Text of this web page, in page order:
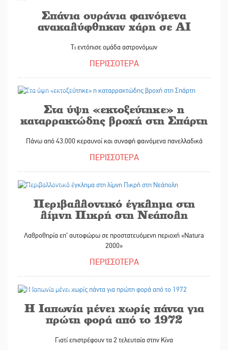
Σπάνια ουράνια φαινόμενα
ανακαλύφθηκαν χάρη σε AI
Τι εντόπισε ομάδα αστρονόμων
ΠΕΡΙΣΣΟΤΕΡΑ
Στα ύψη «εκτοξεύτηκε» η
καταρρακτώδης βροχή στη Σπάρτη
Πάνω από 43.000 κεραυνοί και συναφή φαινόμενα πανελλαδικά
ΠΕΡΙΣΣΟΤΕΡΑ
Περιβαλλοντικό έγκλημα στη
λίμνη Πικρή στη Νεάπολη
Λαθροθηρία επ’ αυτοφώρω σε προστατευόμενη περιοχή «Natura
2000»
ΠΕΡΙΣΣΟΤΕΡΑ
Η Ιαπωνία μένει χωρίς πάντα για
πρώτη φορά από το 1972
Γιατί επιστρέφουν τα 2 τελευταία στην Κίνα